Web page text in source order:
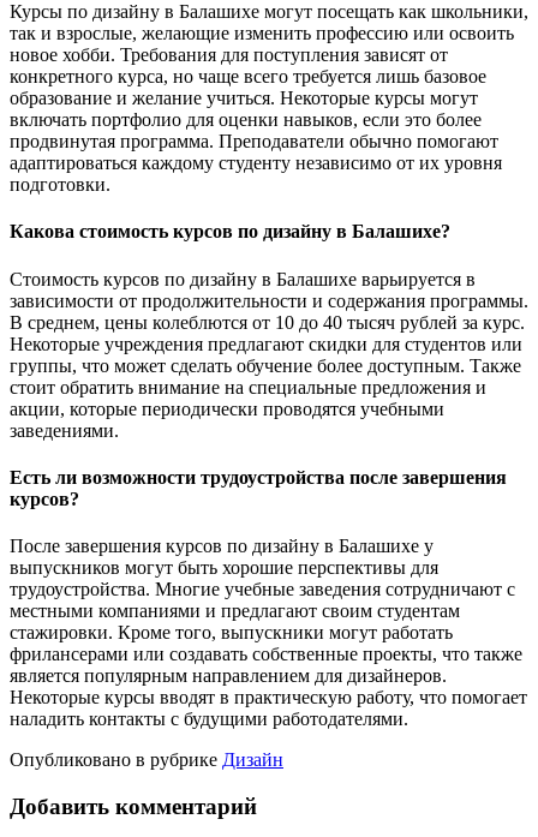
Курсы по дизайну в Балашихе могут посещать как школьники,
так и взрослые, желающие изменить профессию или освоить
новое хобби. Требования для поступления зависят от
конкретного курса, но чаще всего требуется лишь базовое
образование и желание учиться. Некоторые курсы могут
включать портфолио для оценки навыков, если это более
продвинутая программа. Преподаватели обычно помогают
адаптироваться каждому студенту независимо от их уровня
подготовки.
Какова стоимость курсов по дизайну в Балашихе?
Стоимость курсов по дизайну в Балашихе варьируется в
зависимости от продолжительности и содержания программы.
В среднем, цены колеблются от 10 до 40 тысяч рублей за курс.
Некоторые учреждения предлагают скидки для студентов или
группы, что может сделать обучение более доступным. Также
стоит обратить внимание на специальные предложения и
акции, которые периодически проводятся учебными
заведениями.
Есть ли возможности трудоустройства после завершения
курсов?
После завершения курсов по дизайну в Балашихе у
выпускников могут быть хорошие перспективы для
трудоустройства. Многие учебные заведения сотрудничают с
местными компаниями и предлагают своим студентам
стажировки. Кроме того, выпускники могут работать
фрилансерами или создавать собственные проекты, что также
является популярным направлением для дизайнеров.
Некоторые курсы вводят в практическую работу, что помогает
наладить контакты с будущими работодателями.
Опубликовано в рубрике Дизайн
Добавить комментарий